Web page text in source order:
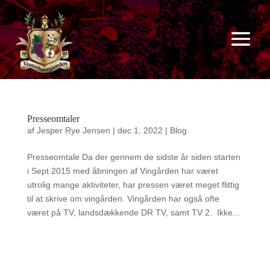
Presseomtaler
af Jesper Rye Jensen | dec 1, 2022 | Blog
Presseomtale Da der gennem de sidste år siden starten
i Sept 2015 med åbningen af Vingården har været
utrolig mange aktiviteter, har pressen været meget flittig
til at skrive om vingården. Vingården har også ofte
været på TV, landsdækkende DR TV, samt TV 2. Ikke...